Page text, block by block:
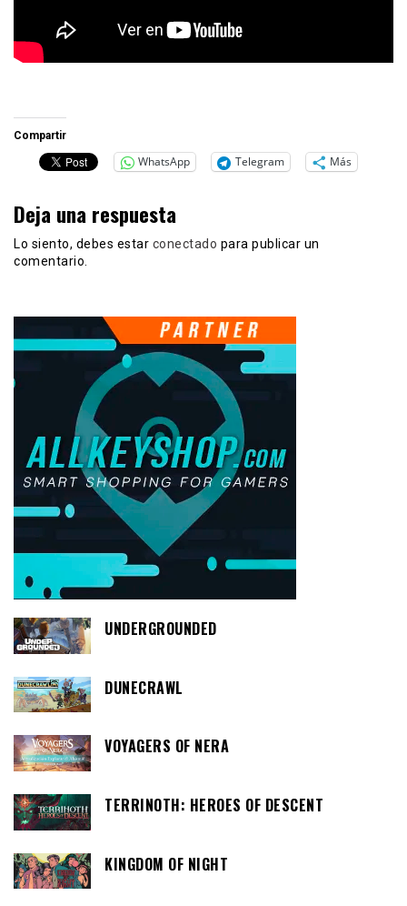
Compartir
WhatsApp Telegram Más
Deja una respuesta
Lo siento, debes estar conectado para publicar un
comentario.
UNDERGROUNDED
DUNECRAWL
VOYAGERS OF NERA
TERRINOTH: HEROES OF DESCENT
KINGDOM OF NIGHT